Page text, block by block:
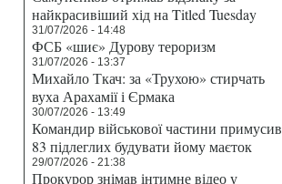
найкрасивіший хід на Titled Tuesday
31/07/2026 - 14:48
ФСБ «шиє» Дурову тероризм
31/07/2026 - 13:37
Михайло Ткач: за «Трухою» стирчать
вуха Арахамії і Єрмака
30/07/2026 - 13:49
Командир військової частини примусив
83 підлеглих будувати йому маєток
29/07/2026 - 21:38
Прокурор знімав інтимне відео у